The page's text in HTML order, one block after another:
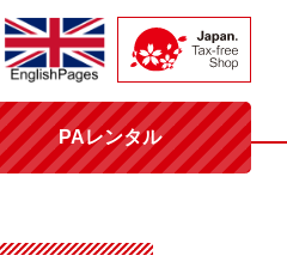
PAレンタル